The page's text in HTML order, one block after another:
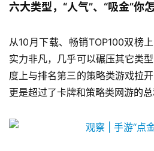
戏
休
闲
游
戏
2
0
六大类型，“人气”、“吸金”你
从10月下载、畅销TOP100双榜上
实力非凡，几乎可以碾压其它类
度上与排名第三的策略类游戏拉
更是超过了卡牌和策略类网游的